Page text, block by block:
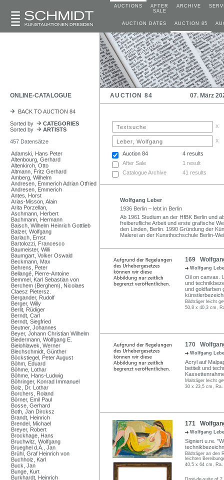
AUCTIONS
AFTER
SALE
ARCHIVE
AUCTION DATES AUCTION 85
ONLINE-CATALOGUE AUCTION 84 07. März
BACK TO AUCTION 84
Sorted by
CATEGORIES
Sorted by
ARTISTS
457 Datensätze
Adamski, Hans Peter
Altenbourg, Gerhard
Altenkirch, Otto
Altmann, Fritz Gerhard
Amberg, Wilhelm
Andresen, Emmerich Adrian Otfried
Andresen, Emmerich
Antes, Horst
Arias-Misson, Alain
Arita Porzellan,
Aschmann, Herbert
Bachmann, Hermann
Baisch, Wilhelm Heinrich Gottlieb
Balzer, Wolfgang
Barlach, Ernst
Bartolozzi, Francesco
Baumeister, Willi
Baumgart, Volker Oswald
Beckmann, Max
Behrens, Peter
Bellangé, Pierre-Antoine
Bemmel, Karl Sebastian von
Berchem (Berghem), Nicolaes
Claesz Pietersz.
Bergander, Rudolf
Berger, Willy
Berlit, Rüdiger
Berndt, Carl
Berndt, Siegfried
Beutner, Johannes
Beyer, Johann Christian Wilhelm
Biedermann, Wolfgang E.
Bielohlawek, Werner
Blechschmidt, Günther
Böckstiegel, Peter August
Böhm, Eduard
Böhme, Lothar
Böhme, Hans-Ludwig
Böhringer, Konrad Immanuel
Bolz, Dr. Lothar
Borchers, Roland
Börner, Emil Paul
Bosse, Gerhard
Both, Jan Dircksz
Brandt, Heinrich
Brendel, Michael
Breyer, Robert
Brockhage, Hans
Bruchwitz, Wolfgang
Brueghel d.Ä., Jan
Brühl, Graf Heinrich von
Buchholz, Karl
Buck, Jan
Bunge, Kurt
Burkhardt, Heinrich
x
x
Auction 84
4 results
After Sale
1 result
Catalogue Archive
41 results
Wolfgang Leber
1936 Berlin – lebt in Berlin
Ab 1961 Studium an der HfBK Berlin und
freiberufliche Arbeit und erste grafische
den Linden, Berlin. 1990 Gründung der
Malerei an der Kunsthochschule Berlin-
169
Wolfgang
Oil on canvas.
und
und goldfarben
Bildträger leicht
50,8 x 40,3 cm,
170
Wolfgang
Acryl auf
betitelt und
Malträger leicht
30 x 23,5 cm,
171
Wolfgang
Signiert u.re.
Bildträger an den
leichten
40,5 x 64 cm,
Droit-de-suite of